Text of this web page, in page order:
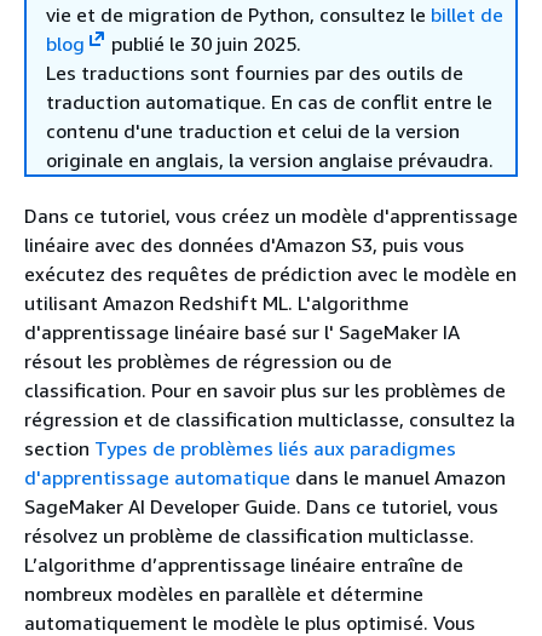
vie et de migration de Python, consultez le billet de
blog
publié le 30 juin 2025.
Les traductions sont fournies par des outils de
traduction automatique. En cas de conflit entre le
contenu d'une traduction et celui de la version
originale en anglais, la version anglaise prévaudra.
Dans ce tutoriel, vous créez un modèle d'apprentissage
linéaire avec des données d'Amazon S3, puis vous
exécutez des requêtes de prédiction avec le modèle en
utilisant Amazon Redshift ML. L'algorithme
d'apprentissage linéaire basé sur l' SageMaker IA
résout les problèmes de régression ou de
classification. Pour en savoir plus sur les problèmes de
régression et de classification multiclasse, consultez la
section Types de problèmes liés aux paradigmes
d'apprentissage automatique dans le manuel Amazon
SageMaker AI Developer Guide. Dans ce tutoriel, vous
résolvez un problème de classification multiclasse.
L’algorithme d’apprentissage linéaire entraîne de
nombreux modèles en parallèle et détermine
automatiquement le modèle le plus optimisé. Vous